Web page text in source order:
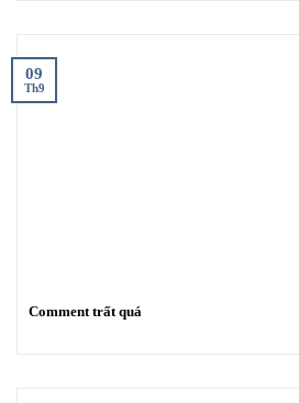
Comment trất quá
09
Th9